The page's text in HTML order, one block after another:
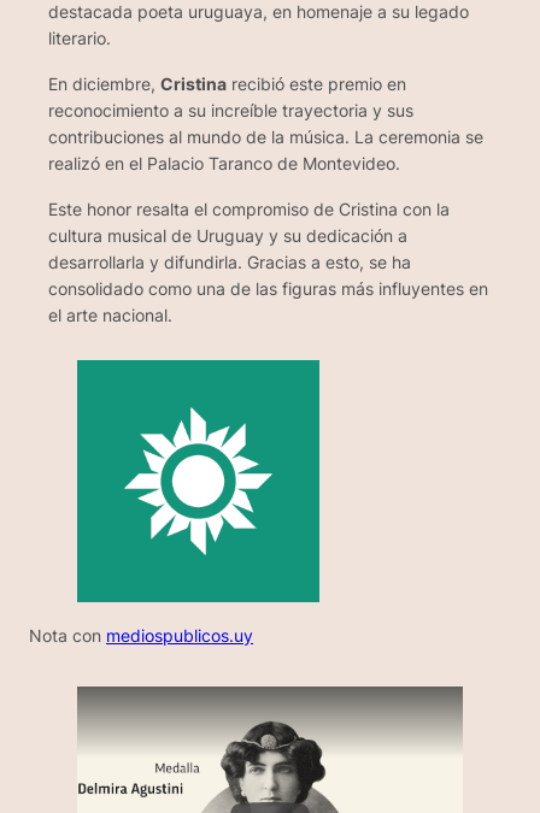
destacada poeta uruguaya, en homenaje a su legado
literario.
En diciembre, Cristina recibió este premio en
reconocimiento a su increíble trayectoria y sus
contribuciones al mundo de la música. La ceremonia se
realizó en el Palacio Taranco de Montevideo.
Este honor resalta el compromiso de Cristina con la
cultura musical de Uruguay y su dedicación a
desarrollarla y difundirla. Gracias a esto, se ha
consolidado como una de las figuras más influyentes en
el arte nacional.
Nota con mediospublicos.uy